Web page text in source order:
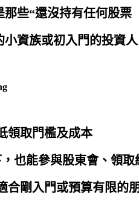
些“還沒持有任何股票
小資族或初入門的投資人
領取門檻及成本
也能參與股東會、領取
合剛入門或預算有限的